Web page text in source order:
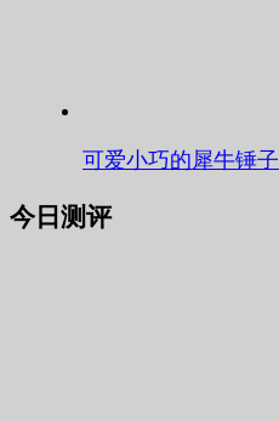
可爱小巧的犀牛锤子
今日测评